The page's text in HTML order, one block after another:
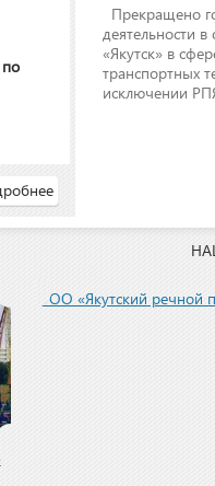
Прекращено
деятельности
«Якутск» в
транспортных
исключении
ООО «Якутский речной